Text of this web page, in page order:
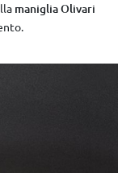
maniglia Olivari